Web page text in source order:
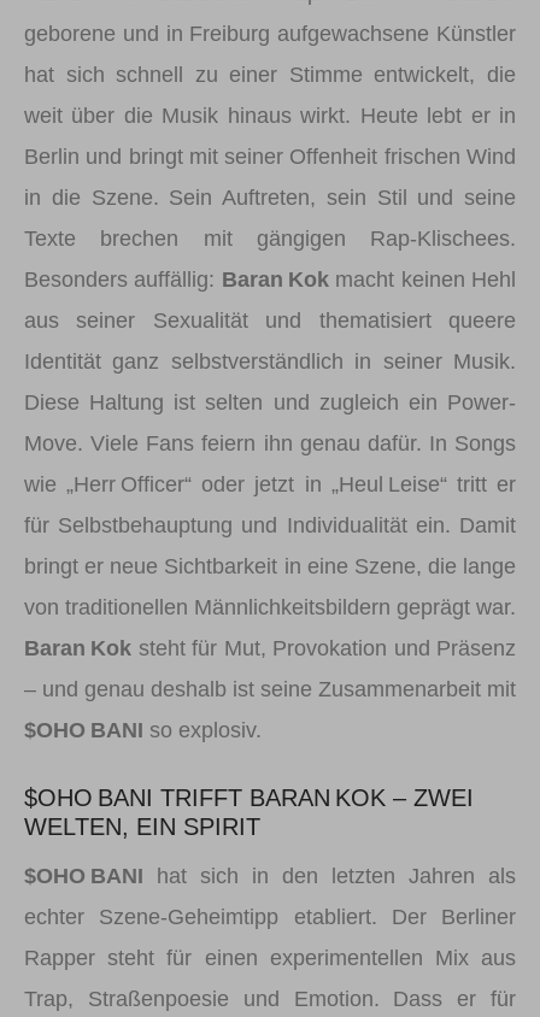
geborene und in Freiburg aufgewachsene Künstler
hat sich schnell zu einer Stimme entwickelt, die
weit über die Musik hinaus wirkt. Heute lebt er in
Berlin und bringt mit seiner Offenheit frischen Wind
in die Szene. Sein Auftreten, sein Stil und seine
Texte brechen mit gängigen Rap-Klischees.
Besonders auffällig: Baran Kokmacht keinen Hehl
aus seiner Sexualität und thematisiert queere
Identität ganz selbstverständlich in seiner Musik.
Diese Haltung ist selten und zugleich ein Power-
Move. Viele Fans feiern ihn genau dafür. In Songs
wie „Herr Officer“ oder jetzt in „Heul Leise“ tritt er
für Selbstbehauptung und Individualität ein. Damit
bringt er neue Sichtbarkeit in eine Szene, die lange
von traditionellen Männlichkeitsbildern geprägt war.
Baran Kok steht für Mut, Provokation und Präsenz
– und genau deshalb ist seine Zusammenarbeit mit
$OHO BANI so explosiv.
$OHO BANI TRIFFT BARAN KOK – ZWEI
WELTEN, EIN SPIRIT
$OHO BANI hat sich in den letzten Jahren als
echter Szene-Geheimtipp etabliert. Der Berliner
Rapper steht für einen experimentellen Mix aus
Trap, Straßenpoesie und Emotion. Dass er für